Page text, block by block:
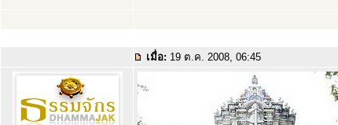
เมื่อ: 19 ต.ค. 2008, 06:45